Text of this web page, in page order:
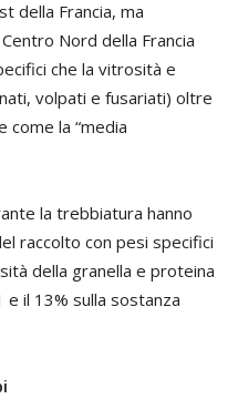
della Francia, ma
Nord della Francia
che la vitrosità e
volpati e fusariati) oltre
come la “media
la trebbiatura hanno
raccolto con pesi specifici
della granella e proteina
il 13% sulla sostanza